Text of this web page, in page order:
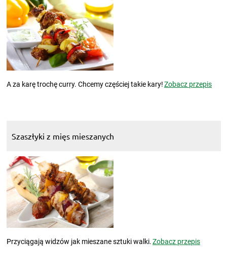
A za karę trochę curry. Chcemy częściej takie kary!Zobacz przepis
Szaszłyki z mięs mieszanych
Przyciągają widzów jak mieszane sztuki walki.Zobacz przepis